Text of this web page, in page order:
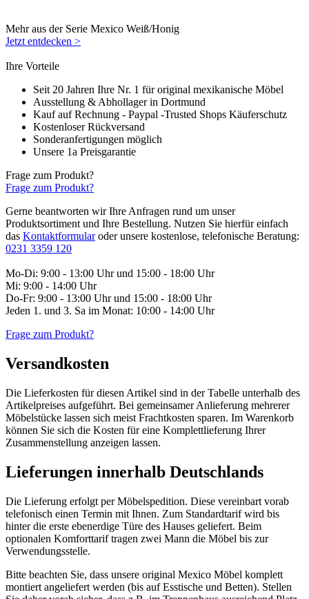
Mehr aus der Serie Mexico Weiß/Honig
Jetzt entdecken >
Ihre Vorteile
Seit 20 Jahren Ihre Nr. 1 für original mexikanische Möbel
Ausstellung & Abhollager in Dortmund
Kauf auf Rechnung - Paypal -Trusted Shops Käuferschutz
Kostenloser Rückversand
Sonderanfertigungen möglich
Unsere 1a Preisgarantie
Frage zum Produkt?
Frage zum Produkt?
Gerne beantworten wir Ihre Anfragen rund um unser
Produktsortiment und Ihre Bestellung. Nutzen Sie hierfür einfach
das Kontaktformularoder unsere kostenlose, telefonische Beratung:
0231 3359 120
Mo-Di: 9:00 - 13:00 Uhr und 15:00 - 18:00 Uhr
Mi: 9:00 - 14:00 Uhr
Do-Fr: 9:00 - 13:00 Uhr und 15:00 - 18:00 Uhr
Jeden 1. und 3. Sa im Monat: 10:00 - 14:00 Uhr
Frage zum Produkt?
Versandkosten
Die Lieferkosten für diesen Artikel sind in der Tabelle unterhalb des
Artikelpreises aufgeführt. Bei gemeinsamer Anlieferung mehrerer
Möbelstücke lassen sich meist Frachtkosten sparen. Im Warenkorb
können Sie sich die Kosten für eine Komplettlieferung Ihrer
Zusammenstellung anzeigen lassen.
Lieferungen innerhalb Deutschlands
Die Lieferung erfolgt per Möbelspedition. Diese vereinbart vorab
telefonisch einen Termin mit Ihnen. Zum Standardtarif wird bis
hinter die erste ebenerdige Türe des Hauses geliefert. Beim
optionalen Komforttarif tragen zwei Mann die Möbel bis zur
Verwendungsstelle.
Bitte beachten Sie, dass unsere original Mexico Möbel komplett
montiert angeliefert werden (bis auf Esstische und Betten). Stellen